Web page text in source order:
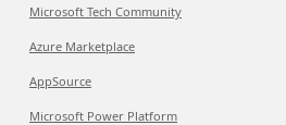
Microsoft Tech Community
Azure Marketplace
AppSource
Microsoft Power Platform